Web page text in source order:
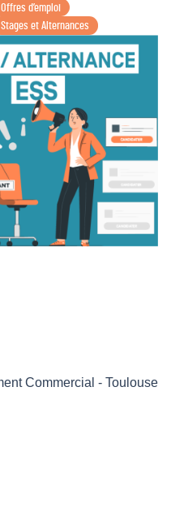
Offres d’emploi
Stages et Alternances
Commercial - Toulouse